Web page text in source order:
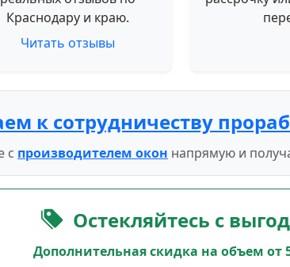
Краснодару и краю.
Читать отзывы
к сотрудничеству
с производителем окон напрямую и
Остекляйтесь с
Дополнительная скидка на объем от